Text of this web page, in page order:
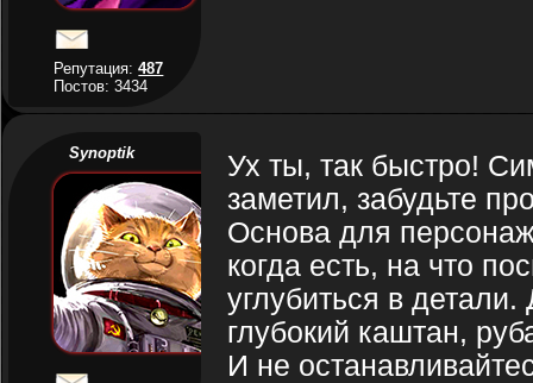
Репутация:487
Постов: 3434
Synoptik
Ух ты, так быстро!
заметил, забудьте
Основа для
когда есть, на что
углубиться в
глубокий каштан,
И не